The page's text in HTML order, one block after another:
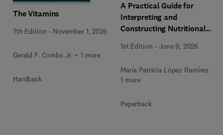
The Vitamins
7th Edition - November 1, 2026
Gerald F. Combs Jr. + 1 more
Hardback
A Practical Guide for
Interpreting and
Constructing Nutritional
1st Edition -June 9, 2026
María Patricia López Ramírez +
1 more
Paperback